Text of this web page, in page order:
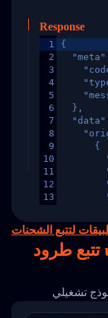
Response
1
2
3
4
5
6
7
8
9
10
11
12
13
15
16
17
18
21
22
{
  },
      {
لتتبع الشحنات
تشغيلي